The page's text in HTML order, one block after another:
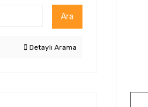
Ara
Detaylı Arama